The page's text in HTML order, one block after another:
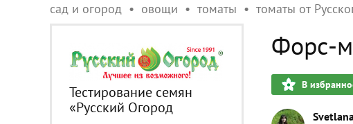
сад и огород овощи томаты томаты от
Тестирование семян
«Русский Огород
Форс-
В